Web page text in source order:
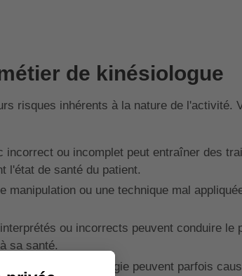
de kinésiologue
risques inhérents à la nature de l'activité.
incorrect ou incomplet peut entraîner des
l'état de santé du patient.
manipulation ou une technique mal
ou incorrects peuvent conduire le
sa santé.
utilisés en kinésiologie peuvent parfois